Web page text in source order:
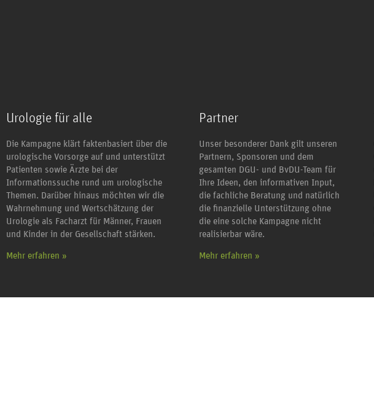
Urologie für alle
Die Kampagne klärt faktenbasiert über die
urologische Vorsorge auf und unterstützt
Patienten sowie Ärzte bei der
Informationssuche rund um urologische
Themen. Darüber hinaus möchten wir die
Wahrnehmung und Wertschätzung der
Urologie als Facharzt für Männer, Frauen
und Kinder in der Gesellschaft stärken.
Mehr erfahren »
Partner
Unser besonderer Dank gilt unseren
Partnern, Sponsoren und dem
gesamten DGU- und BvDU-Team für
Ihre Ideen, den informativen Input,
die fachliche Beratung und natürlich
die finanzielle Unterstützung ohne
die eine solche Kampagne nicht
realisierbar wäre.
Mehr erfahren »